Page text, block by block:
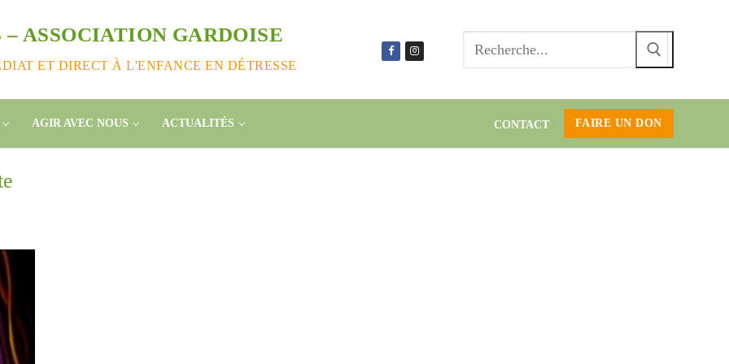
ASSOCIATION GARDOISE
ET DIRECT À L'ENFANCE EN DÉTRESSE
AGIR AVEC NOUS ACTUALITÉS CONTACT FAIRE UN DON
associations/association-gardoise-terre-des-
formulaires/5
aussi envoyer un chèque à l’ordre de Terre des Enfants, chez
165 rue Jean Monnet, 30310 VERGEZE